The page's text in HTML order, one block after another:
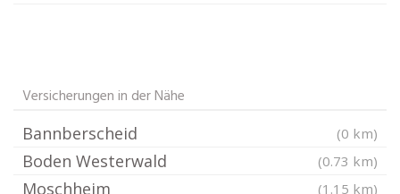
Versicherungen in der Nähe
Bannberscheid (0 km)
Boden Westerwald (0.73 km)
Moschheim (1.15 km)